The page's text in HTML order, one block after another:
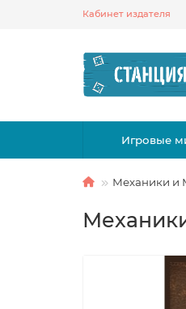
Кабинет издателя
Игровые
Механики и